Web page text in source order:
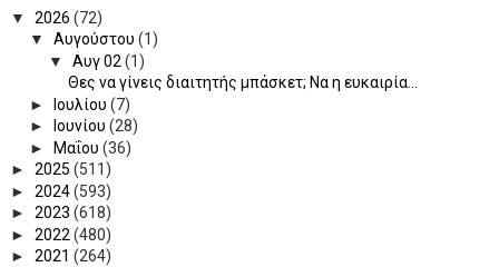
▼ 2026 (72)
▼ Αυγούστου (1)
▼ Αυγ 02 (1)
Θες να γίνεις διαιτητής μπάσκετ; Να η ευκαιρία...
►
Ιουλίου (7)
►
Ιουνίου (28)
►
Μαΐου (36)
► 2025 (511)
► 2024(593)
► 2023 (618)
► 2022 (480)
► 2021 (264)